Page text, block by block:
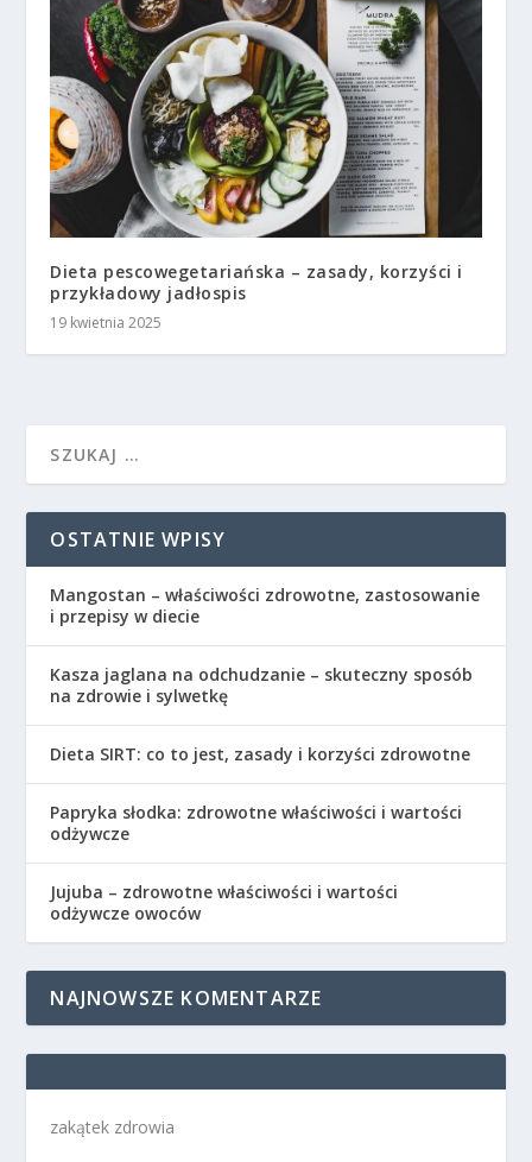
Dieta pescowegetariańska – zasady, korzyści i
przykładowy jadłospis
19 kwietnia 2025
OSTATNIE WPISY
Mangostan – właściwości zdrowotne, zastosowanie
i przepisy w diecie
Kasza jaglana na odchudzanie – skuteczny sposób
na zdrowie i sylwetkę
Dieta SIRT: co to jest, zasady i korzyści zdrowotne
Papryka słodka: zdrowotne właściwości i wartości
odżywcze
Jujuba – zdrowotne właściwości i wartości
odżywcze owoców
NAJNOWSZE KOMENTARZE
zakątek zdrowia